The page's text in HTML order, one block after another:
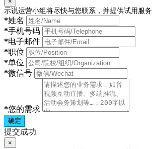
示说运营小组将尽快与您联系，并提供试用服务
*姓名
*手机号码
*电子邮件
*职位
*单位
*微信号
*您的需求
确定
提交成功
×